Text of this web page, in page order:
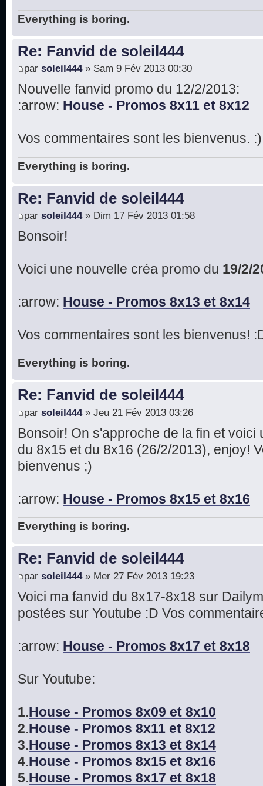
Everything is boring.
Re: Fanvid de soleil444
par soleil444» Sam 9 Fév 2013 00:30
Nouvelle fanvid promo du 12/2/2013:
:arrow: House - Promos 8x11 et 8x12
Vos commentaires sont les bienvenus. :)
Everything is boring.
Re: Fanvid de soleil444
par soleil444» Dim 17 Fév 2013 01:58
Bonsoir!
Voici une nouvelle créa promo du 19/2/
:arrow: House - Promos 8x13 et 8x14
Vos commentaires sont les bienvenus!
Everything is boring.
Re: Fanvid de soleil444
par soleil444» Jeu 21 Fév 2013 03:26
Bonsoir! On s'approche de la fin et
du 8x15 et du 8x16 (26/2/2013), enjoy!
bienvenus ;)
:arrow: House - Promos 8x15 et 8x16
Everything is boring.
Re: Fanvid de soleil444
par soleil444» Mer 27 Fév 2013 19:23
Voici ma fanvid du 8x17-8x18 sur
postées sur Youtube :D Vos
:arrow: House - Promos 8x17 et 8x18
Sur Youtube:
1.House - Promos 8x09 et 8x10
2.House - Promos 8x11 et 8x12
3.House - Promos 8x13 et 8x14
4.House - Promos 8x15 et 8x16
5.House - Promos 8x17 et 8x18